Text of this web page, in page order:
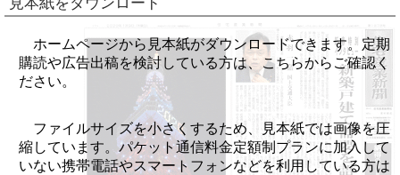
ホームページから見本紙がダウンロードできます。定期
購読や広告出稿を検討している方は、こちらからご確認く
ださい。
ファイルサイズを小さくするため、見本紙では画像を圧
縮しています。パケット通信料金定額制プランに加入して
いない携帯電話やスマートフォンなどを利用している方は